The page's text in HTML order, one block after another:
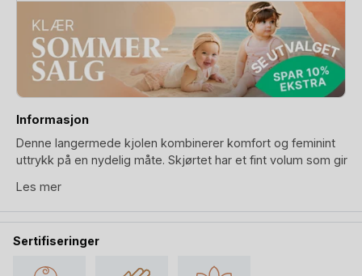
Informasjon
Denne langermede kjolen kombinerer komfort og feminint
uttrykk på en nydelig måte. Skjørtet har et fint volum som gir
flatterende passform som samtidig er behagelig å ha på.
Kjolen er laget av 90% økologisk bomull og 10% polyester,
og er GOTS-sertifisert, noe som garanterer en bærekraftig
Les mer
Sertifiseringer